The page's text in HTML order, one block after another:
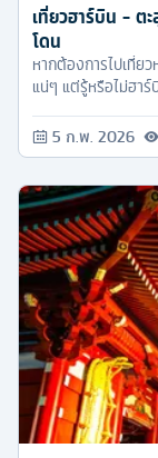
เที่ยวฮาร์บิน - ต
โดน
หากต้องการไปเที่ย
แน่ๆ แต่รู้หรือไม่ฮา
5 ก.พ. 2026